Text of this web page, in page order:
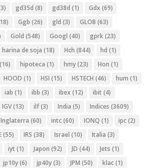
gd35d (8) gd38d (1) Gdx (69)
Ggb (26) gld (3) GLOB (63)
Gold (548) Googl (40) gprk(23)
harina de soja (18) Hch (844) hd (1)
(16) hipoteca (1) hmy(23) Hon (1)
HOOD (1) HSI (15) HSTECH (46) hum (1)
iab (1) ibb (3) ibex (12) ibit (4)
IGV(13) ilf(3) India (5) Indices (3609)
Inglaterra (60) intc(60) IONQ (1) ipc(2)
(55) IRS (38) Israel (10) Italia (3)
iyt (1) Japon (92) JD (44) Jets (1)
jp10y(6) jp40y(3) JPM (50) klac(1)